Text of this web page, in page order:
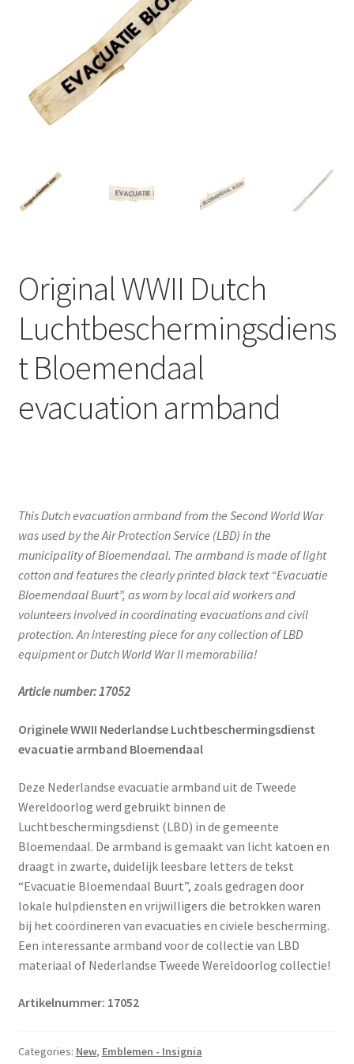
Original WWII Dutch
Luchtbeschermingsdiens
t Bloemendaal
evacuation armband
This Dutch evacuation armband from the Second World War
was used by the Air Protection Service (LBD) in the
municipality of Bloemendaal. The armband is made of light
cotton and features the clearly printed black text “Evacuatie
Bloemendaal Buurt”, as worn by local aid workers and
volunteers involved in coordinating evacuations and civil
protection. An interesting piece for any collection of LBD
equipment or Dutch World War II memorabilia!
Article number: 17052
Originele WWII Nederlandse Luchtbeschermingsdienst
evacuatie armband Bloemendaal
Deze Nederlandse evacuatie armband uit de Tweede
Wereldoorlog werd gebruikt binnen de
Luchtbeschermingsdienst (LBD) in de gemeente
Bloemendaal. De armband is gemaakt van licht katoen en
draagt in zwarte, duidelijk leesbare letters de tekst
“Evacuatie Bloemendaal Buurt”, zoals gedragen door
lokale hulpdiensten en vrijwilligers die betrokken waren
bij het coördineren van evacuaties en civiele bescherming.
Een interessante armband voor de collectie van LBD
materiaal of Nederlandse Tweede Wereldoorlog collectie!
Artikelnummer: 17052
Categories: New, Emblemen - Insignia